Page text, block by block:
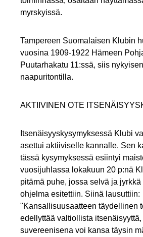
myrskyissä.
Tampereen Suomalaisen Klubin
vuosina 1909-1922 Hämeen
Puutarhakatu 11:ssä, siis
naapuritontilla.
AKTIIVINEN OTE
Itsenäisyyskysymyksessä Klubi
asettui aktiiviselle kannalle. Sen
tässä kysymyksessä esiintyi
vuosijuhlassa lokakuun 20 p:nä
pitämä puhe, jossa selvä ja
ohjelma esitettiin. Siinä lausuttiin:
"Kansallisuusaatteen täydellinen
edellyttää valtiollista
suvereenisena voi kansa täysin